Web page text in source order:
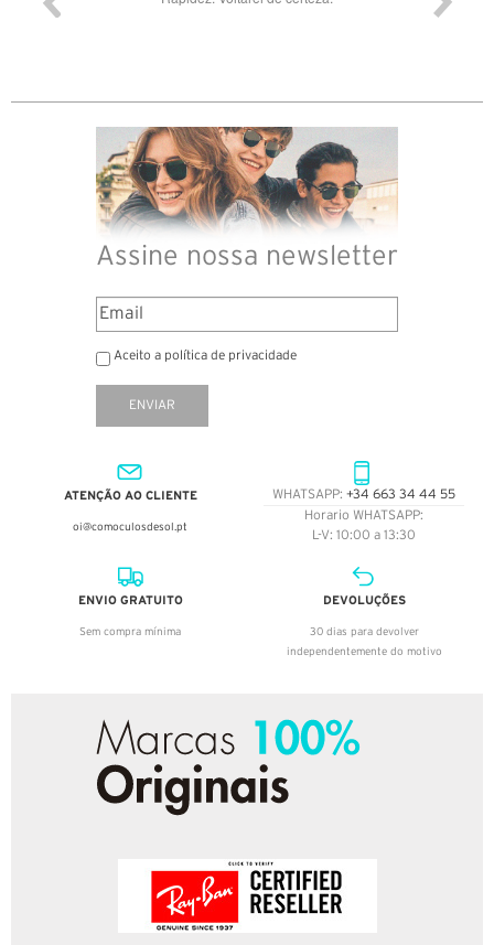
Assine nossa newsletter
Aceito a política de privacidade
ENVIAR
ATENÇÃO AO CLIENTE
oi@comoculosdesol.pt
WHATSAPP: +34 663 34 44 55
Horario WHATSAPP:
L-V: 10:00 a 13:30
ENVIO GRATUITO
Sem compra mínima
DEVOLUÇÕES
30 dias para devolver
independentemente do motivo